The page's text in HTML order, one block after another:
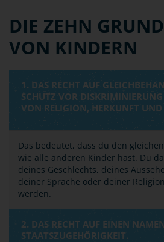
DIE ZEHN
VON KINDERN
1. DAS RECHT AUF
SCHUTZ VOR
VON RELIGION, HERKUNFT UND
Das bedeutet, dass du den
wie alle anderen Kinder hast. Du
deines Geschlechts, deines
deiner Sprache oder deiner
werden.
2. DAS RECHT AUF EINEN
STAATSZUGEHÖRIGKEIT.